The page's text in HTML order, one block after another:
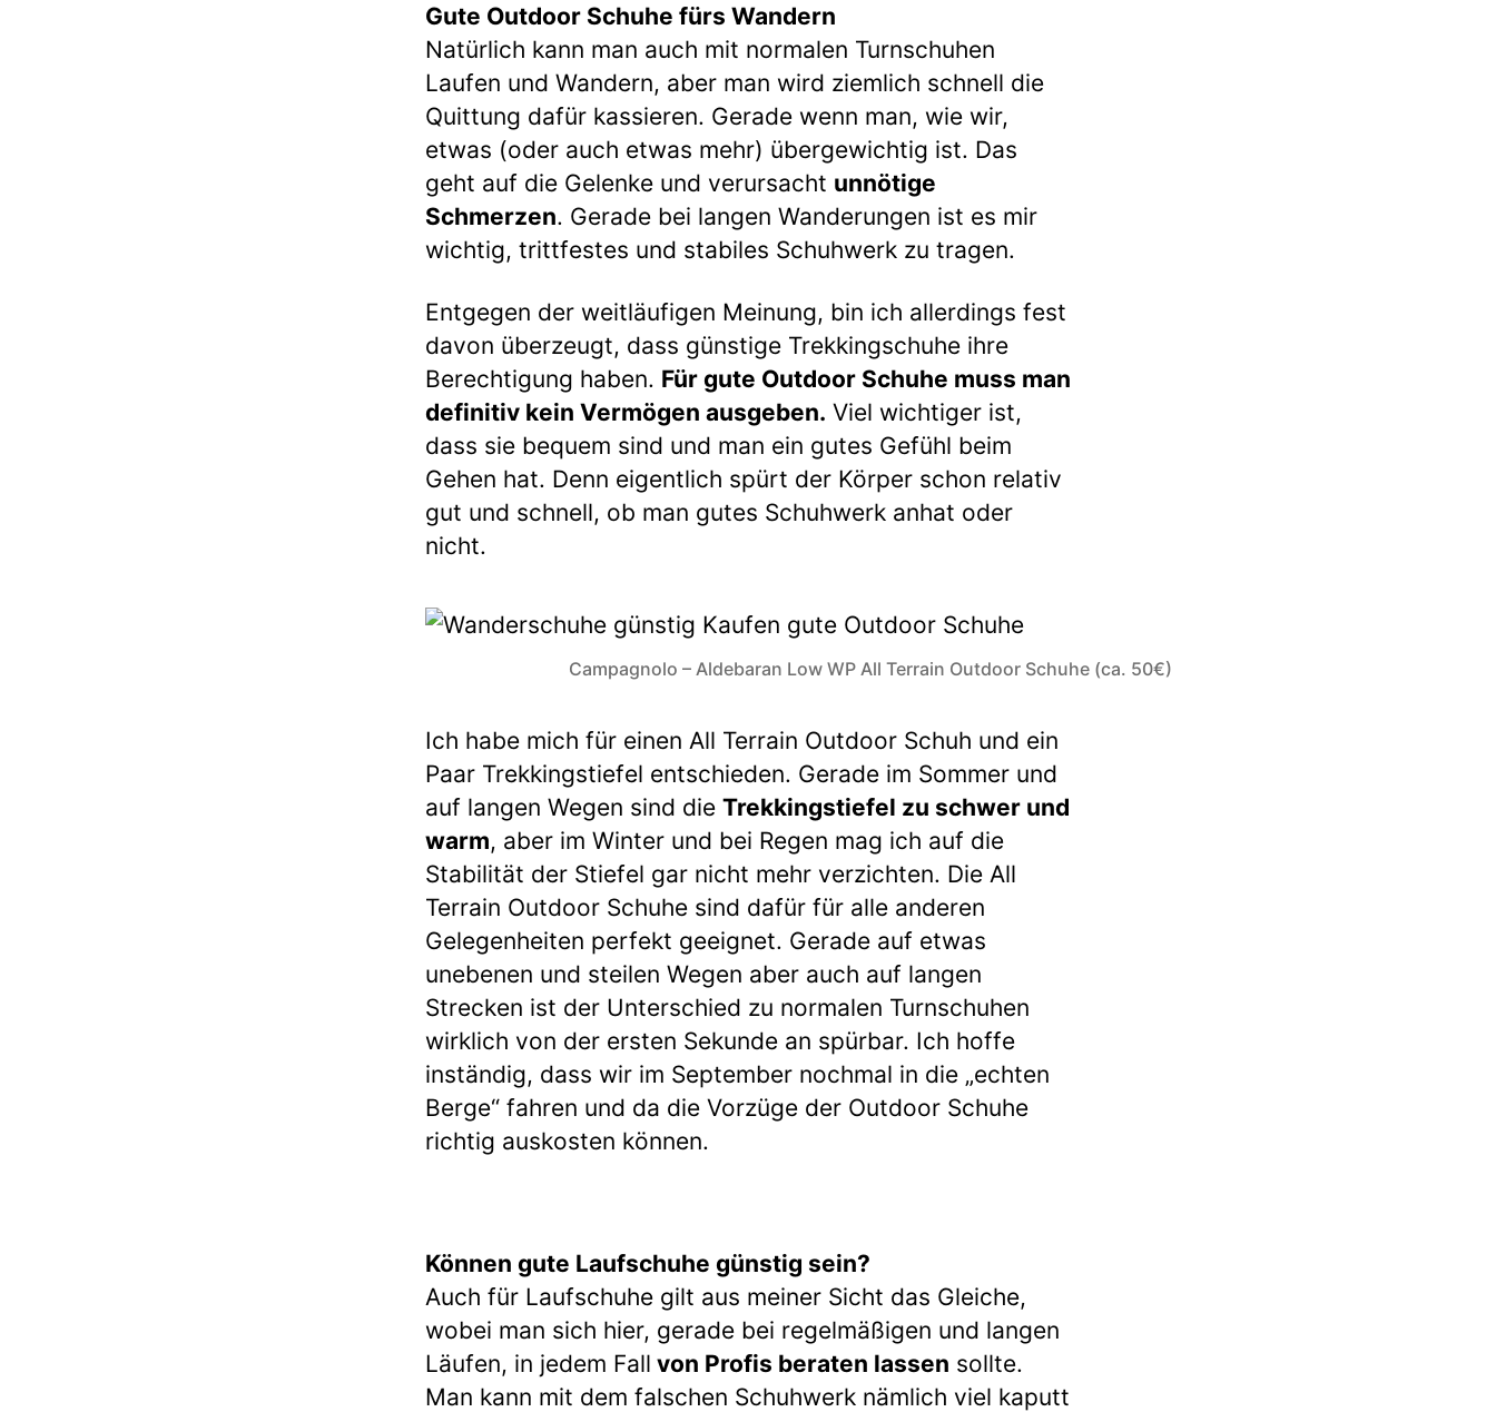
Gute Outdoor Schuhe fürs Wandern
Natürlich kann man auch mit normalen Turnschuhen
Laufen und Wandern, aber man wird ziemlich schnell die
Quittung dafür kassieren. Gerade wenn man, wie wir,
etwas (oder auch etwas mehr) übergewichtig ist. Das
geht auf die Gelenke und verursacht unnötige
Schmerzen. Gerade bei langen Wanderungen ist es mir
wichtig, trittfestes und stabiles Schuhwerk zu tragen.
Entgegen der weitläufigen Meinung, bin ich allerdings fest
davon überzeugt, dass günstige Trekkingschuhe ihre
Berechtigung haben. Für gute Outdoor Schuhe muss man
definitiv kein Vermögen ausgeben. Viel wichtiger ist,
dass sie bequem sind und man ein gutes Gefühl beim
Gehen hat. Denn eigentlich spürt der Körper schon relativ
gut und schnell, ob man gutes Schuhwerk anhat oder
nicht.
Campagnolo – Aldebaran Low WP All Terrain Outdoor Schuhe (ca. 50€)
Ich habe mich für einen All Terrain Outdoor Schuh und ein
Paar Trekkingstiefel entschieden. Gerade im Sommer und
auf langen Wegen sind die Trekkingstiefel zu schwer und
warm, aber im Winter und bei Regen mag ich auf die
Stabilität der Stiefel gar nicht mehr verzichten. Die All
Terrain Outdoor Schuhe sind dafür für alle anderen
Gelegenheiten perfekt geeignet. Gerade auf etwas
unebenen und steilen Wegen aber auch auf langen
Strecken ist der Unterschied zu normalen Turnschuhen
wirklich von der ersten Sekunde an spürbar. Ich hoffe
inständig, dass wir im September nochmal in die „echten
Berge“ fahren und da die Vorzüge der Outdoor Schuhe
richtig auskosten können.
Können gute Laufschuhe günstig sein?
Auch für Laufschuhe gilt aus meiner Sicht das Gleiche,
wobei man sich hier, gerade bei regelmäßigen und langen
Läufen, in jedem Fall von Profis beraten lassen sollte.
Man kann mit dem falschen Schuhwerk nämlich viel kaputt